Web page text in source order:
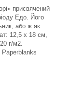
присвячений
Едо. Його
або ж як
12,5 х 18 см,
г/м2.
Paperblanks